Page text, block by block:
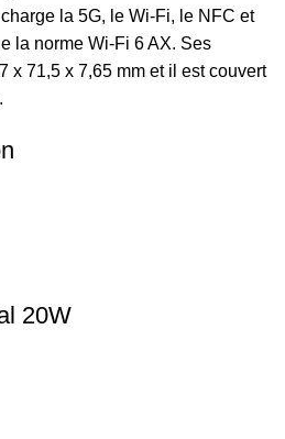
la 5G, le Wi-Fi, le NFC et
la norme Wi-Fi 6 AX. Ses
x 71,5 x 7,65 mm et il est couvert
20W